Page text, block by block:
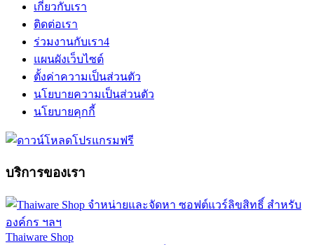
เกี่ยวกับเรา
ติดต่อเรา
ร่วมงานกับเรา4
แผนผังเว็บไซต์
ตั้งค่าความเป็นส่วนตัว
นโยบายความเป็นส่วนตัว
นโยบายคุกกี้
บริการของเรา
Thaiware Shop